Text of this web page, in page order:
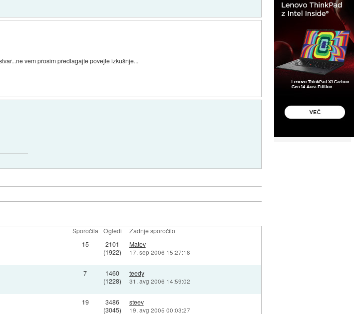
vem prosim predlagajte povejte izkušnje...
Sporočila Ogledi Zadnje sporočilo
15
2101
(1922)
Matev
17. sep 2006 15:27:18
7
1460
(1228)
teedy
31. avg 2006 14:59:02
19
3486
(3045)
steev
19. avg 2005 00:03:27